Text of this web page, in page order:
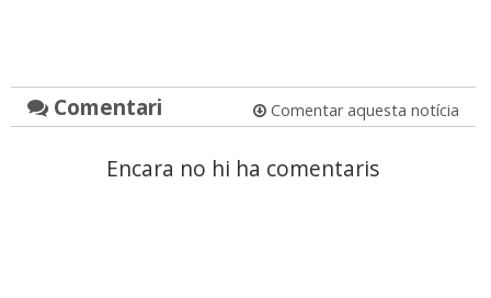
Comentari Comentar aquesta notícia
Encara no hi ha comentaris